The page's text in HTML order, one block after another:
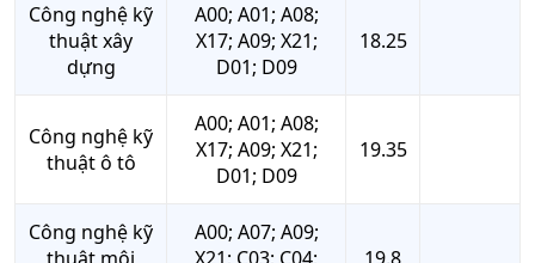
Công nghệ kỹ
thuật xây
dựng
A00; A01; A08;
X17; A09; X21;
D01; D09
18.25
Công nghệ kỹ
thuật ô tô
A00; A01; A08;
X17; A09; X21;
D01; D09
19.35
Công nghệ kỹ
A00; A07; A09;